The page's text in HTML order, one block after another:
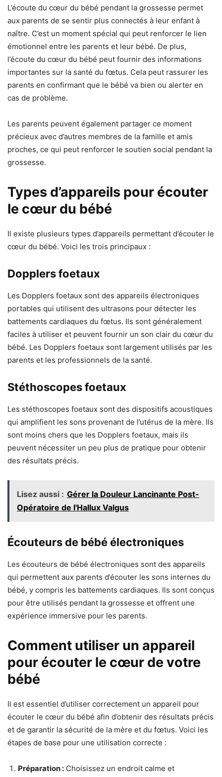
L’écoute du cœur du bébé pendant la grossesse permet
aux parents de se sentir plus connectés à leur enfant à
naître. C’est un moment spécial qui peut renforcer le lien
émotionnel entre les parents et leur bébé. De plus,
l’écoute du cœur du bébé peut fournir des informations
importantes sur la santé du fœtus. Cela peut rassurer les
parents en confirmant que le bébé va bien ou alerter en
cas de problème.
Les parents peuvent également partager ce moment
précieux avec d’autres membres de la famille et amis
proches, ce qui peut renforcer le soutien social pendant la
grossesse.
Types d’appareils pour écouter
le cœur du bébé
Il existe plusieurs types d’appareils permettant d’écouter le
cœur du bébé. Voici les trois principaux :
Dopplers foetaux
Les Dopplers foetaux sont des appareils électroniques
portables qui utilisent des ultrasons pour détecter les
battements cardiaques du fœtus. Ils sont généralement
faciles à utiliser et peuvent fournir un son clair du cœur du
bébé. Les Dopplers foetaux sont largement utilisés par les
parents et les professionnels de la santé.
Stéthoscopes foetaux
Les stéthoscopes foetaux sont des dispositifs acoustiques
qui amplifient les sons provenant de l’utérus de la mère. Ils
sont moins chers que les Dopplers foetaux, mais ils
peuvent nécessiter un peu plus de pratique pour obtenir
des résultats précis.
Lisez aussi : Gérer la Douleur Lancinante Post-
Opératoire de l'Hallux Valgus
Écouteurs de bébé électroniques
Les écouteurs de bébé électroniques sont des appareils
qui permettent aux parents d’écouter les sons internes du
bébé, y compris les battements cardiaques. Ils sont conçus
pour être utilisés pendant la grossesse et offrent une
expérience immersive pour les parents.
Comment utiliser un appareil
pour écouter le cœur de votre
bébé
Il est essentiel d’utiliser correctement un appareil pour
écouter le cœur du bébé afin d’obtenir des résultats précis
et de garantir la sécurité de la mère et du fœtus. Voici les
étapes de base pour une utilisation correcte :
Préparation : Choisissez un endroit calme et